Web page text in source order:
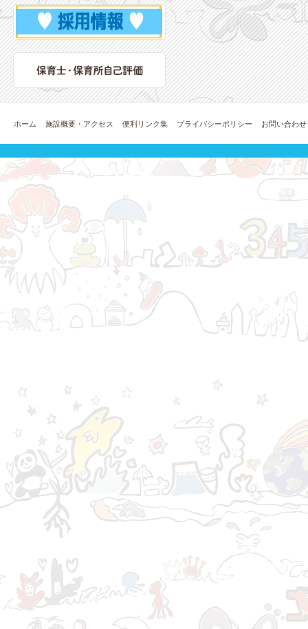
ホーム 施設概要・アクセス 便利リンク集 プライバシーポリシー お問い合わせ